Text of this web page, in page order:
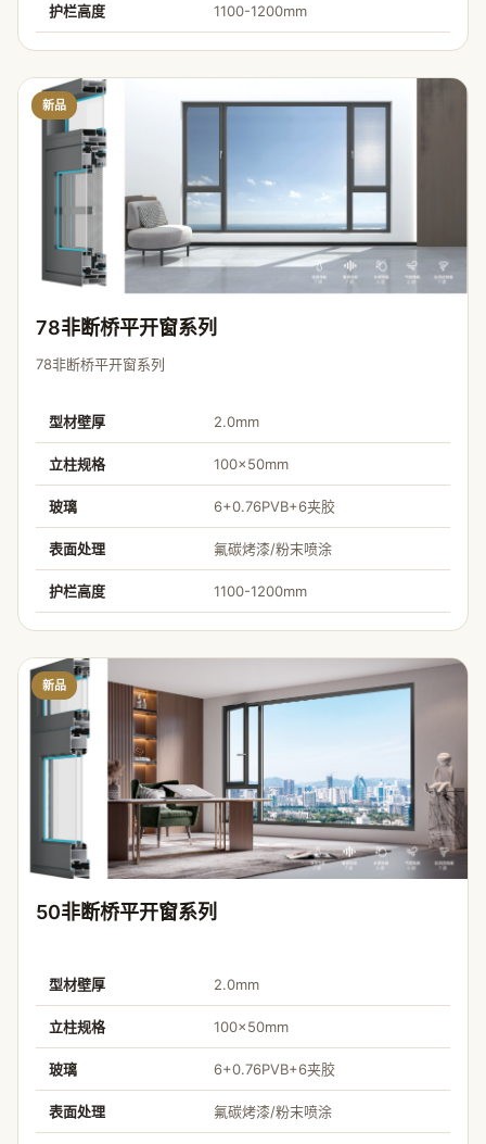
护栏高度 1100-1200mm
新品
78非断桥平开窗系列
78非断桥平开窗系列
型材壁厚 2.0mm
立柱规格 100×50mm
玻璃 6+0.76PVB+6夹胶
表面处理 氟碳烤漆/粉末喷涂
护栏高度 1100-1200mm
新品
50非断桥平开窗系列
型材壁厚 2.0mm
立柱规格 100×50mm
玻璃 6+0.76PVB+6夹胶
表面处理 氟碳烤漆/粉末喷涂